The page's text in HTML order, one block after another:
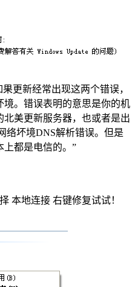
果更新经常出现这两个错误，
。错误表明的意思是你的机
美更新服务器，也或者是出
络坏境DNS解析错误。但是
上都是电信的。”
本地连接 右键修复试试！